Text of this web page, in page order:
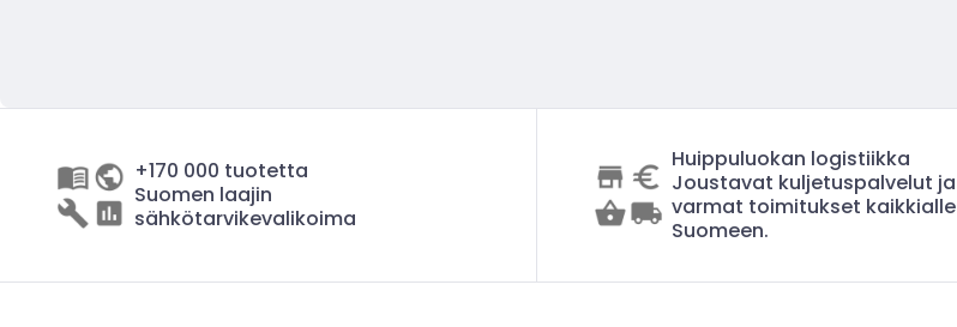
+170 000 tuotetta
Suomen laajin
sähkötarvikevalikoima
Huippuluokan logistiikka
Joustavat kuljetuspalvelut ja
varmat toimitukset kaikkialle
Suomeen.